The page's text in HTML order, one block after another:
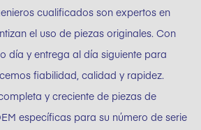
cualificados son expertos en
el uso de piezas originales. Con
día y entrega al día siguiente para
fiabilidad, calidad y rapidez.
y creciente de piezas de
específicas para su número de serie